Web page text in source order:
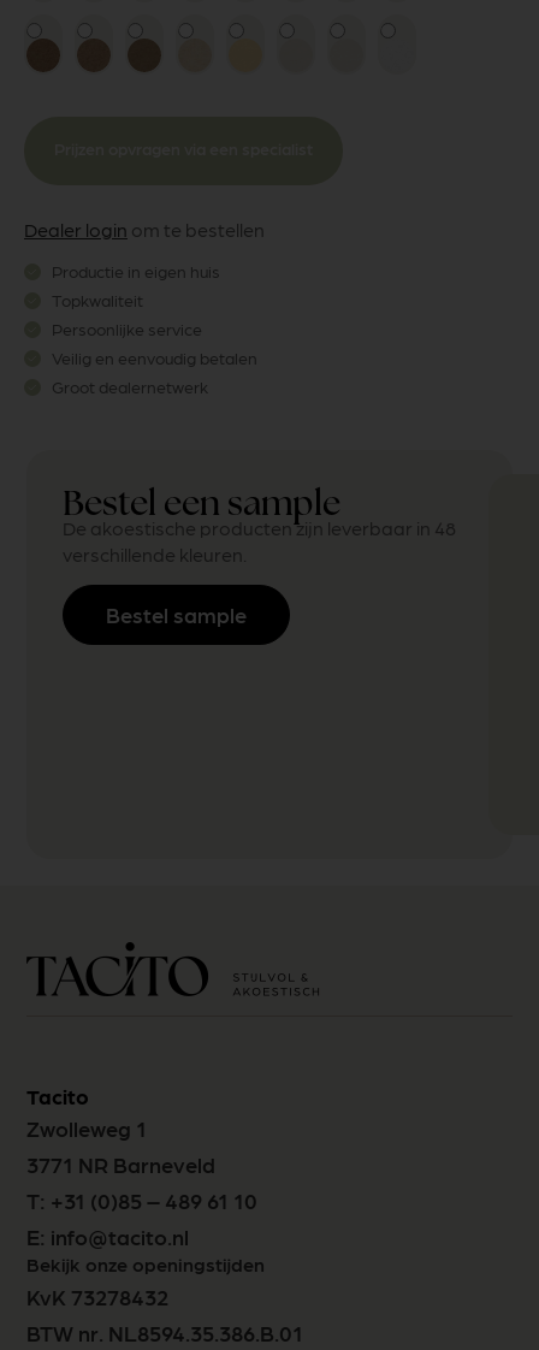
Dealer login om te bestellen
Productie in eigen huis
Topkwaliteit
Persoonlijke service
Veilig en eenvoudig betalen
Groot dealernetwerk
Bestel een sample
De akoestische producten zijn leverbaar in 48
verschillende kleuren.
Bestel sample
Tacito
Zwolleweg 1
3771 NR Barneveld
T: +31 (0)85 – 489 61 10
E: info@tacito.nl
Bekijk onze openingstijden
KvK 73278432
BTW nr. NL8594.35.386.B.01